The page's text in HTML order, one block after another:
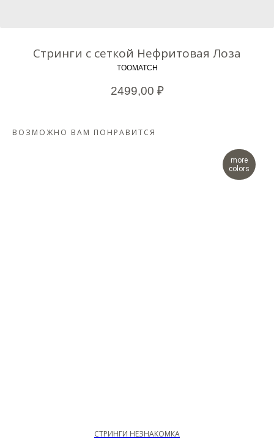
Стринги с сеткой Нефритовая Лоза
TOOMATCH
2499,00 ₽
ВОЗМОЖНО ВАМ ПОНРАВИТСЯ
more
colors
СТРИНГИ НЕЗНАКОМКА